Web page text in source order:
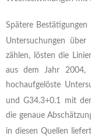
Spätere
Untersuchungen
zählen, lösten die
aus dem Jahr 2004,
hochaufgelöste
und G34.3+0.1 mit
die genaue
in diesen Quellen